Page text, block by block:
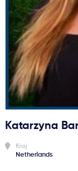
Ważne
Usługi
Dlaczego
Aktualności
Katarzyna
Kraj
Netherlands